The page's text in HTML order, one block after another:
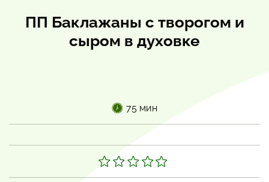
ПП Баклажаны с творогом и
сыром в духовке
75 мин